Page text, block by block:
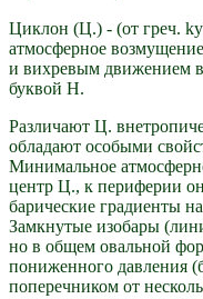
Циклон (Ц.) - (от греч.
атмосферное
и вихревым движением
буквой Н.
Различают Ц.
обладают особыми
Минимальное
центр Ц., к периферии
барические градиенты
Замкнутые изобары
но в общем овальной
пониженного давления
поперечником от